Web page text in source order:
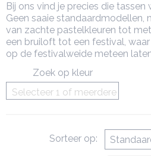
Bij ons vind je precies die tassen
Geen saaie standaardmodellen,
van zachte pastelkleuren tot
een bruiloft tot een festival,
op de festivalweide meteen
Zoek op kleur
Selecteer 1 of meerdere
Sorteer op: